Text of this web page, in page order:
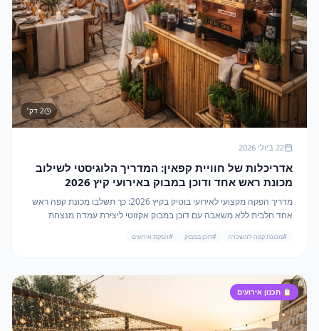
2 דק׳
22 ביולי 2026
אדריכלות של חוויית קפאין: המדריך הלוגיסטי לשילוב
מכונת ראש אחד ודוכן במבוק באירועי קיץ 2026
מדריך הפקה מקצועי לאירועי בוטיק בקיץ 2026: כך תשלבו מכונת קפה ראש
אחד חלבית ללא משאבה עם דוכן במבוק אקזוטי ליצירת עמדה מנצחת
#מכונת קפה להשכרה #דוכן במבוק #הפקת אירועים
📋 תכנון אירועים